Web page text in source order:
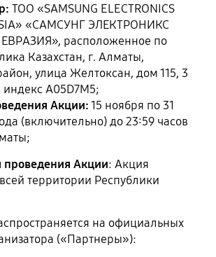
ТОО «SAMSUNG ELECTRONICS
«САМСУНГ ЭЛЕКТРОНИКС
расположенное по
Казахстан, г. Алматы,
улица Желтоксан, дом 115, 3
A05D7M5;
Акции:15 ноября по 31
(включительно) до 23:59 часов
проведения Акции: Акция
территории Республики
на официальных
(«Партнеры»):